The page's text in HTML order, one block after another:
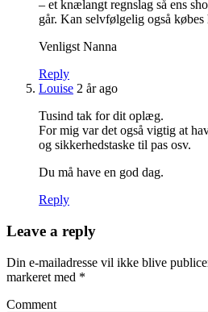
– et knælangt regnslag så ens
går. Kan selvfølgelig også købes
Venligst Nanna
Reply
Louise 2 år ago
Tusind tak for dit oplæg.
For mig var det også vigtig at
og sikkerhedstaske til pas osv.
Du må have en god dag.
Reply
Leave a reply
Din e-mailadresse vil ikke blive
markeret med *
Comment